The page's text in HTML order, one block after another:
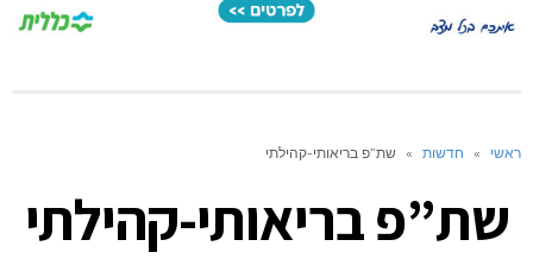
ראשי » חדשות » שת”פ בריאותי-קהילתי
שת”פ בריאותי-קהילתי